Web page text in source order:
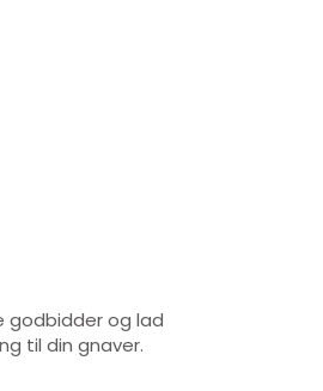
godbidder og lad
til din gnaver.